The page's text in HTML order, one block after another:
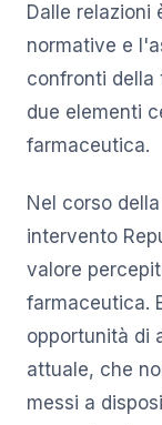
Dalle relazioni
normative e
confronti della
due elementi
farmaceutica.
Nel corso
intervento
valore
farmaceutica.
opportunità di
attuale, che
messi a